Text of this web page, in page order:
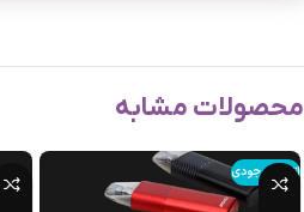
محصولات مشابه
اتمام موجودی